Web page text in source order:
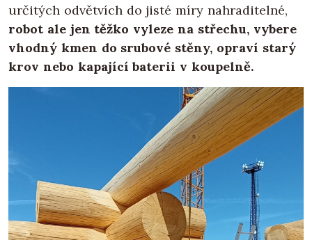
určitých odvětvích do jisté míry nahraditelné,
robot ale jen těžko vyleze na střechu, vybere
vhodný kmen do srubové stěny, opraví starý
krov nebo kapající baterii v koupelně.